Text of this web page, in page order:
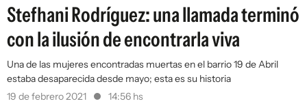
Stefhani Rodríguez: una llamada terminó
con la ilusión de encontrarla viva
Una de las mujeres encontradas muertas en el barrio 19 de Abril
estaba desaparecida desde mayo; esta es su historia
19 de febrero 2021
14:56 hs